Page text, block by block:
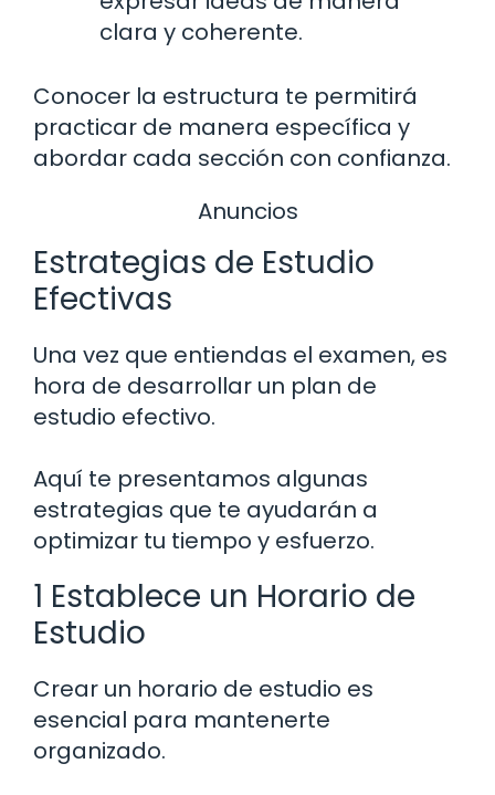
clara y coherente.
Conocer la estructura te permitirá
practicar de manera específica y
abordar cada sección con confianza.
Anuncios
Estrategias de Estudio
Efectivas
Una vez que entiendas el examen, es
hora de desarrollar un plan de
estudio efectivo.
Aquí te presentamos algunas
estrategias que te ayudarán a
optimizar tu tiempo y esfuerzo.
1 Establece un Horario de
Estudio
Crear un horario de estudio es
esencial para mantenerte
organizado.